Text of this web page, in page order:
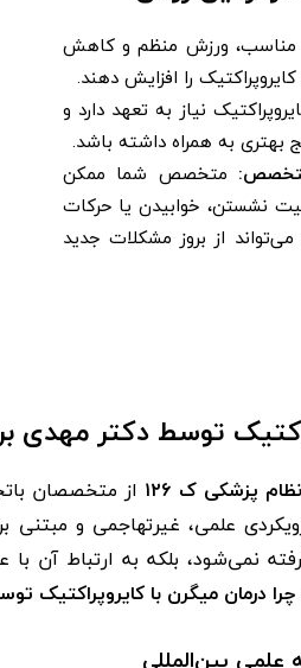
مناسب، ورزش منظم و کاهش
را افزایش دهند.
نیاز به تعهد دارد و
بهتری به همراه داشته باشد.
متخصص شما ممکن
نشستن، خوابیدن یا حرکات
از بروز مشکلات جدید
توسط دکتر مهدی
پزشکی ک ۱۲۶
از متخصصان
علمی، غیرتهاجمی و مبتنی
نمی‌شود، بلکه به ارتباط آن
چرا درمان میگرن با کایروپراکتیک
بین‌المللی